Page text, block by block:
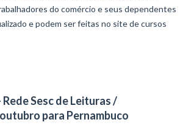
do comércio e seus dependentes
e podem ser feitas no site de cursos
Sesc de Leituras /
para Pernambuco